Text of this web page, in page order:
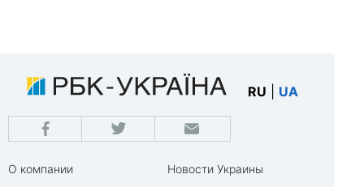
RU UA
О компании
Новости Украины